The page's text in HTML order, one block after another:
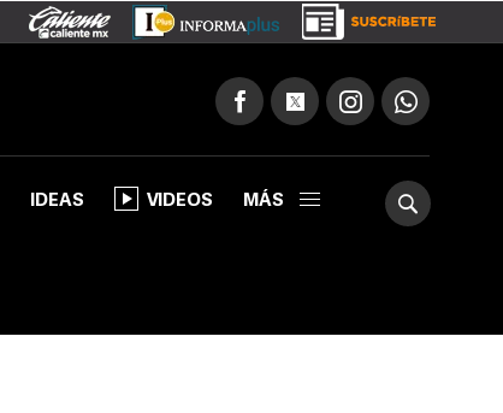
IDEAS VIDEOS MÁS